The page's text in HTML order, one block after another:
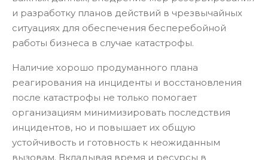
и разработку планов действий в чрезвычайных
ситуациях для обеспечения бесперебойной
работы бизнеса в случае катастрофы.
Наличие хорошо продуманного плана
реагирования на инциденты и восстановления
после катастрофы не только помогает
организациям минимизировать последствия
инцидентов, но и повышает их общую
устойчивость и готовность к неожиданным
вызовам. Вкладывая время и ресурсы в